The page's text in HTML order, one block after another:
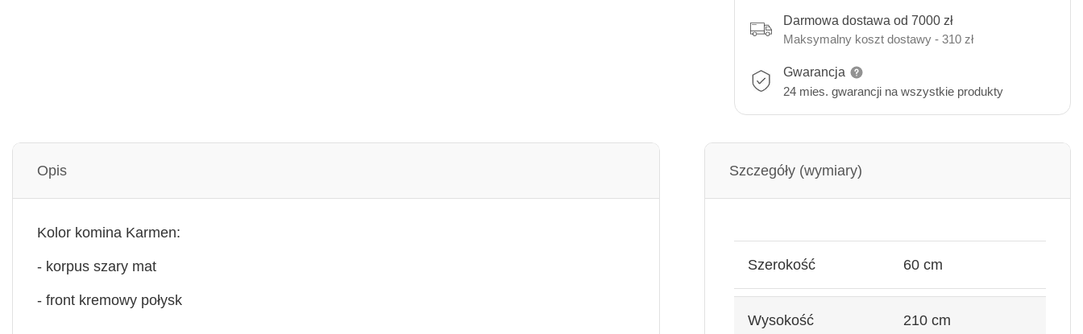
Darmowa dostawa od 7000 zł
Maksymalny koszt dostawy - 310 zł
Gwarancja
24 mies. gwarancji na wszystkie produkty
Opis
Kolor komina Karmen:
- korpus szary mat
- front kremowy połysk
Szczegóły (wymiary)
Szerokość 60 cm
Wysokość 210 cm